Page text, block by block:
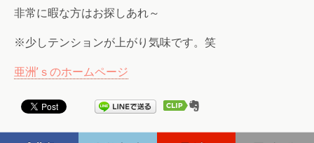
非常に暇な方はお探しあれ～
※少しテンションが上がり気味です。笑
亜洲’ｓのホームページ